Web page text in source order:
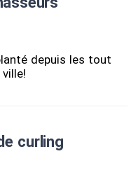
depuis les tout
curling